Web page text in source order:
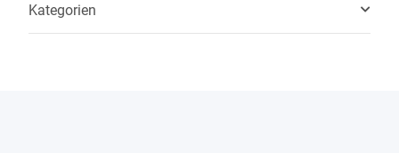
Kategorien